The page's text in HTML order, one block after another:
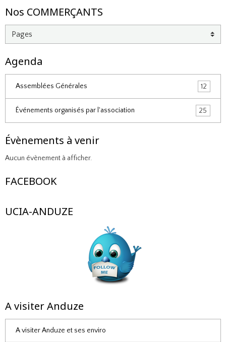
Nos COMMERÇANTS
Agenda
Assemblées Générales 12
Événements organisés par l'association 25
Évènements à venir
Aucun évènement à afficher.
FACEBOOK
UCIA-ANDUZE
A visiter Anduze
A visiter Anduze et ses enviro